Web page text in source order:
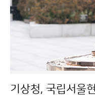
기상청, 국립서울